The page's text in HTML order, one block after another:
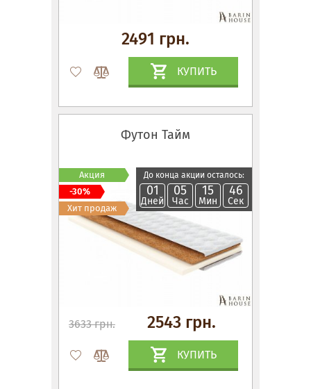
2491 грн.
КУПИТЬ
Футон Тайм
До конца акции осталось:
01
Дней
05
Час
15
Мин
45
Сек
3633 грн. 2543 грн.
КУПИТЬ
Акция
-30%
Хит продаж